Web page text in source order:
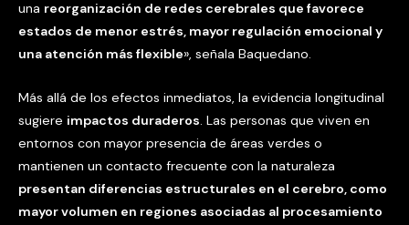
una reorganización de redes cerebrales que favorece
estados de menor estrés, mayor regulación emocional y
una atención más flexible», señala Baquedano.
Más allá de los efectos inmediatos, la evidencia longitudinal
sugiere impactos duraderos. Las personas que viven en
entornos con mayor presencia de áreas verdes o
mantienen un contacto frecuente con la naturaleza
presentan diferencias estructurales en el cerebro, como
mayor volumen en regiones asociadas al procesamiento